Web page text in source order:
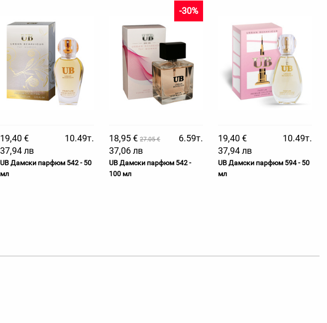
19,40 €
10.49т.
37,94 лв
UB Дамски парфюм 542 - 50
мл
18,95 € 27.05 €
-30%
6.59т.
37,06 лв
UB Дамски парфюм 542 -
100 мл
19,40 €
10.49т.
37,94 лв
UB Дамски парфюм 594 - 50
мл